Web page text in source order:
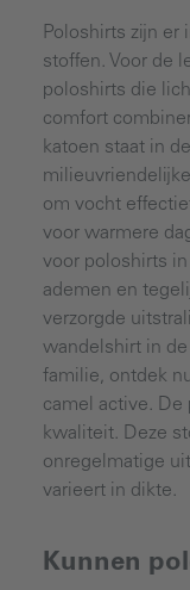
Poloshirts zijn
stoffen. Voor de
poloshirts die
comfort
katoen staat in
om vocht
voor warmere
voor poloshirts
ademen en
verzorgde
wandelshirt in
familie, ontdek
camel active. De
kwaliteit. Deze
onregelmatige
varieert in dikte.
Kunnen